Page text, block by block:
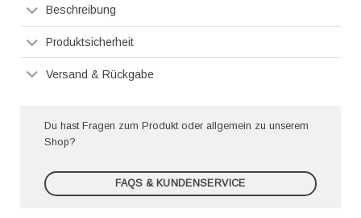
Beschreibung
Produktsicherheit
Versand & Rückgabe
Du hast Fragen zum Produkt oder allgemein zu unserem
Shop?
FAQS & KUNDENSERVICE